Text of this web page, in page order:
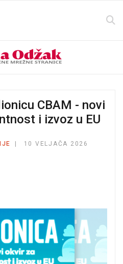
CBAM - novi
i izvoz u EU
10 VELJAČA 2026